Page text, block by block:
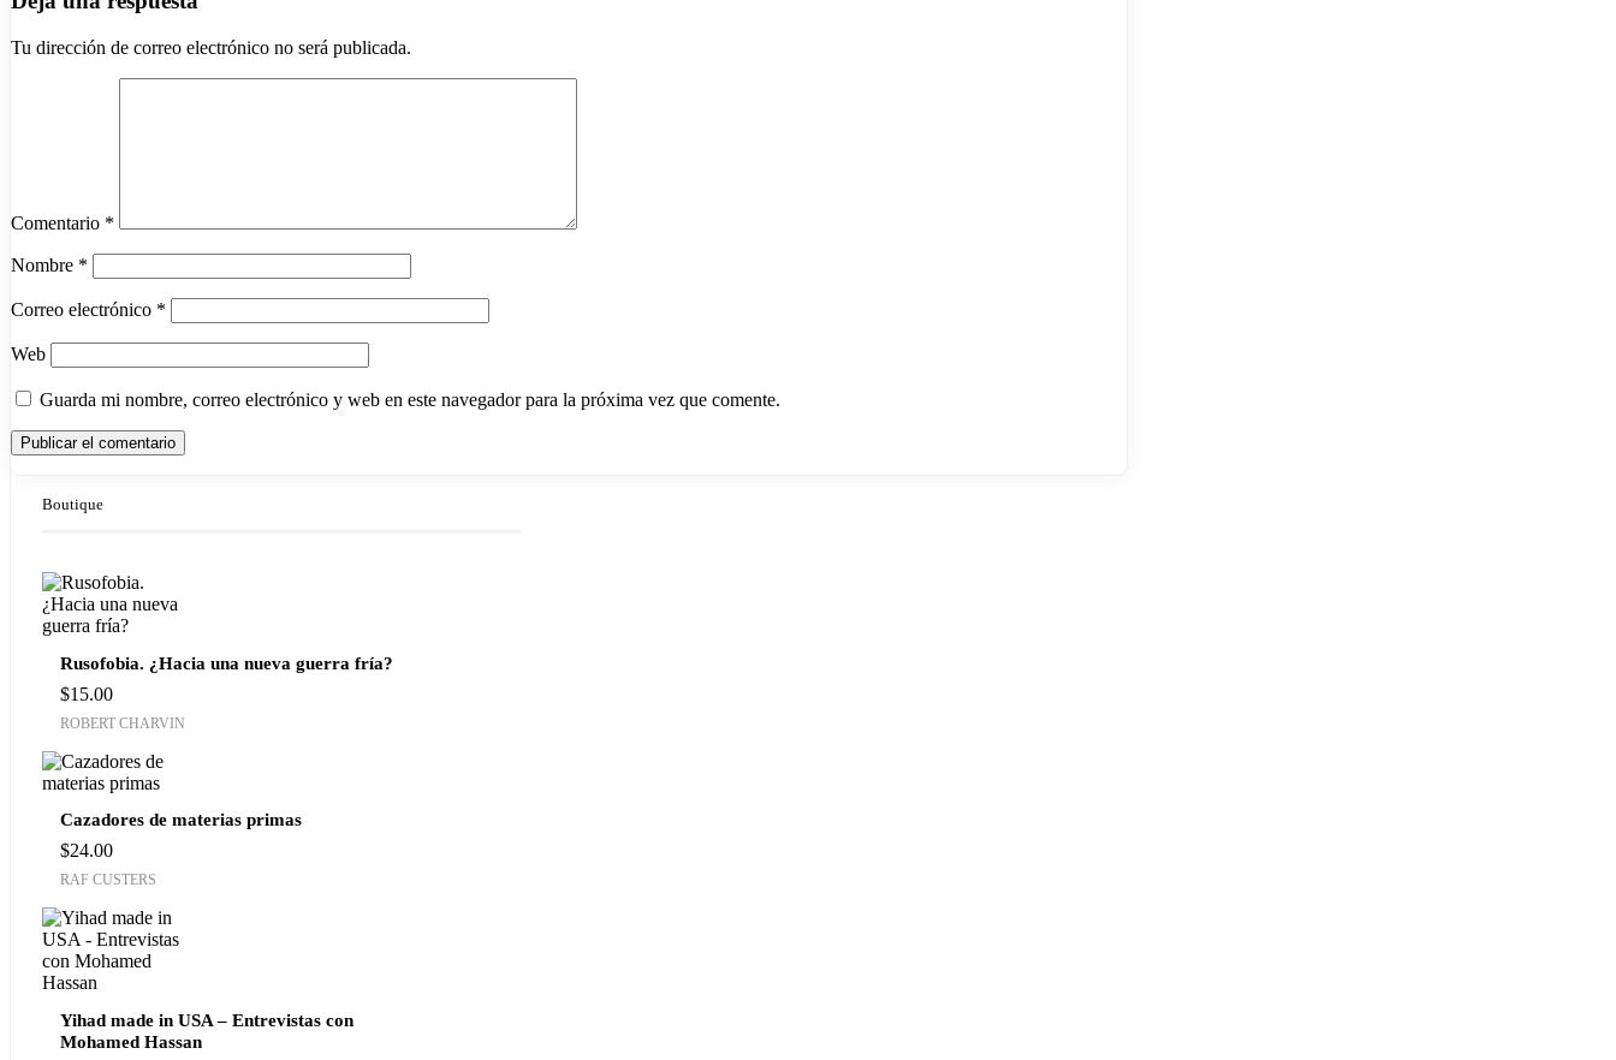
Tu dirección de correo electrónico no será publicada.
Comentario *
Nombre *
Correo electrónico *
Web
Guarda mi nombre, correo electrónico y web en este navegador para la próxima vez que comente.
Boutique
Rusofobia. ¿Hacia una nueva guerra fría?
$15.00
ROBERT CHARVIN
Cazadores de materias primas
$24.00
RAF CUSTERS
Yihad made in USA – Entrevistas con
Mohamed Hassan